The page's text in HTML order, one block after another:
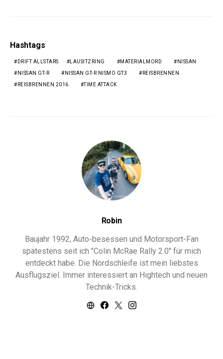
Hashtags
DRIFT ALLSTARS LAUSITZRING MATERIALMORD NISSAN
NISSAN GT-R NISSAN GT-R NISMO GT3 REISBRENNEN
REISBRENNEN 2016 TIME ATTACK
Robin
Baujahr 1992, Auto-besessen und Motorsport-Fan
spätestens seit ich "Colin McRae Rally 2.0" für mich
entdeckt habe. Die Nordschleife ist mein liebstes
Ausflugsziel. Immer interessiert an Hightech und neuen
Technik-Tricks.